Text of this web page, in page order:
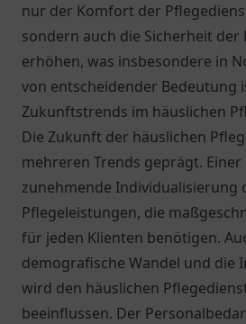
nur der Komfort der
sondern auch die Sicherheit
erhöhen, was insbesondere in
von entscheidender Bedeutung
Zukunftstrends im häuslichen
Die Zukunft der häuslichen
mehreren Trends geprägt.
zunehmende Individualisierung
Pflegeleistungen, die
für jeden Klienten benötigen.
demografische Wandel und die
wird den häuslichen
beeinflussen. Der